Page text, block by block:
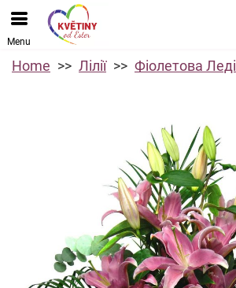
Menu
Home Лілії Фіолетова Леді